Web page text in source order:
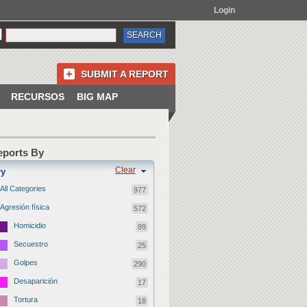
Login
SUBMIT A REPORT
RECURSOS BIG MAP
By
Clear
All Categories 977
Agresión física 572
Homicidio 89
Secuestro 25
Golpes 290
Desaparición 17
Tortura 18